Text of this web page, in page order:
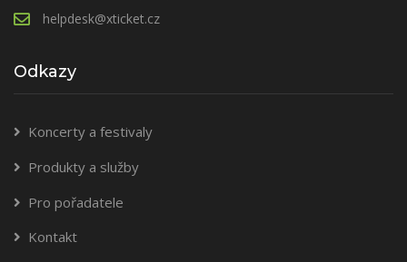
helpdesk@xticket.cz
Odkazy
Koncerty a festivaly
Produkty a služby
Pro pořadatele
Kontakt